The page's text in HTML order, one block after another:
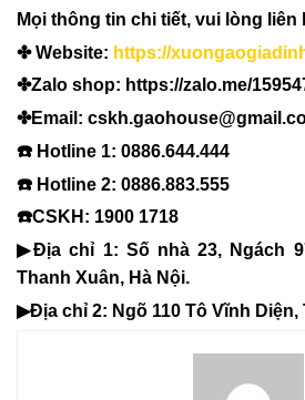
Mọi thông tin chi tiết, vui lòng liên
✤ Website: https://
✤Zalo shop: https://zalo.me/
✤Email:
☎️ Hotline 1: 0886.644.444
☎️ Hotline 2: 0886.883.555
☎️CSKH: 1900 1718
▶Địa chỉ 1: Số nhà 23, Ngách
Thanh Xuân, Hà Nội.
▶Địa chỉ 2: Ngõ 110 Tô Vĩnh Diện,